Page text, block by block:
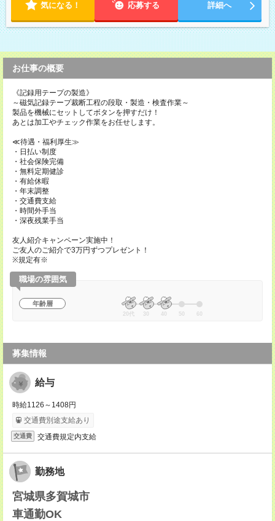
気になる！ 応募する 詳細へ
お仕事の概要
《記録用テープの製造》
～磁気記録テープ裁断工程の段取・製造・検査作業～
製品を機械にセットしてボタンを押すだけ！
あとは加工やチェック作業をお任せします。
≪待遇・福利厚生≫
・日払い制度
・社会保険完備
・無料定期健診
・有給休暇
・年末調整
・交通費支給
・時間外手当
・深夜残業手当
友人紹介キャンペーン実施中！
ご友人のご紹介で3万円ずつプレゼント！
※規定有※
職場の雰囲気
年齢層
20代 30 40 50 60
募集情報
給与
時給1126～1408円
交通費別途支給あり
交通費 交通費規定内支給
勤務地
宮城県多賀城市
車通勤OK